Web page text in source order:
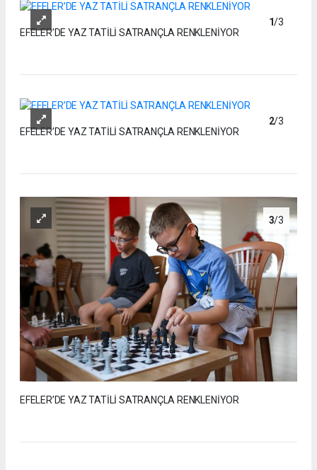
1/3
EFELER’DE YAZ TATİLİ SATRANÇLA RENKLENİYOR
2/3
EFELER’DE YAZ TATİLİ SATRANÇLA RENKLENİYOR
3/3
EFELER’DE YAZ TATİLİ SATRANÇLA RENKLENİYOR